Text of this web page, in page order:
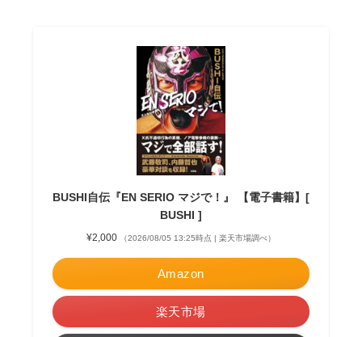
BUSHI自伝『EN SERIO マジで！』 【電子書籍】[
BUSHI ]
¥2,000 （2026/08/05 13:25時点 | 楽天市場調べ）
Amazon
楽天市場